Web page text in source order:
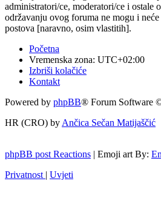
administratori/ce, moderatori/ce i ostale
održavanju ovog foruma ne mogu i
postova [naravno, osim vlastitih].
Početna
Vremenska zona: UTC+02:00
Izbriši kolačiće
Kontakt
Powered by phpBB® Forum Software
HR (CRO) by Ančica Sečan Matijaščić
phpBB post Reactions | Emoji art By:
Privatnost | Uvjeti